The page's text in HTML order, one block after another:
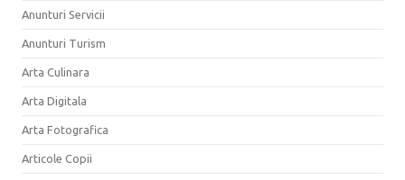
Anunturi Servicii
Anunturi Turism
Arta Culinara
Arta Digitala
Arta Fotografica
Articole Copii